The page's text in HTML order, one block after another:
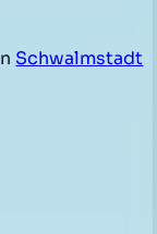
Schwalmstadt